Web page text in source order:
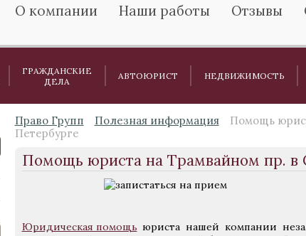
О компании Наши работы Отзывы
ГРАЖДАНСКИЕ
ДЕЛА
АВТОЮРИСТ НЕДВИЖИМОСТЬ
Право Групп Полезная информация
Помощь
Петербурге
Помощь юриста на Трамвайном пр. в
Юридическая помощь юриста нашей компании